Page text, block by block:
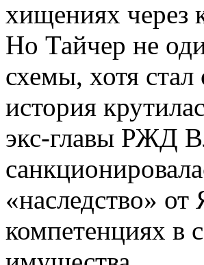
хищениях
Но Тайчер не
схемы, хотя
история
экс-главы РЖД
«наследство»
компетенциях в